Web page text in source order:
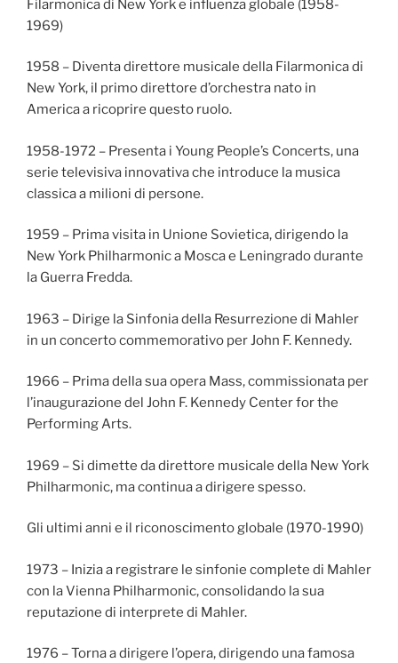
Filarmonica di New York e influenza globale (1958-
1969)
1958 – Diventa direttore musicale della Filarmonica di
New York, il primo direttore d’orchestra nato in
America a ricoprire questo ruolo.
1958-1972 – Presenta i Young People’s Concerts, una
serie televisiva innovativa che introduce la musica
classica a milioni di persone.
1959 – Prima visita in Unione Sovietica, dirigendo la
New York Philharmonic a Mosca e Leningrado durante
la Guerra Fredda.
1963 – Dirige la Sinfonia della Resurrezione di Mahler
in un concerto commemorativo per John F. Kennedy.
1966 – Prima della sua opera Mass, commissionata per
l’inaugurazione del John F. Kennedy Center for the
Performing Arts.
1969 – Si dimette da direttore musicale della New York
Philharmonic, ma continua a dirigere spesso.
Gli ultimi anni e il riconoscimento globale (1970-1990)
1973 – Inizia a registrare le sinfonie complete di Mahler
con la Vienna Philharmonic, consolidando la sua
reputazione di interprete di Mahler.
1976 – Torna a dirigere l’opera, dirigendo una famosa